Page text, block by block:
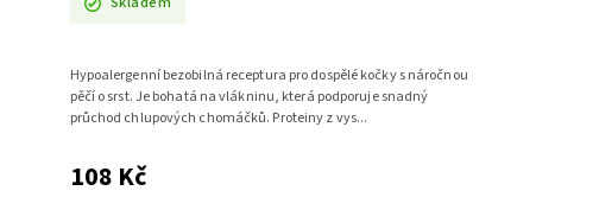
108 Kč
Hypoalergenní bezobilná receptura pro dospělé kočky s náročnou
pěčí o srst. Je bohatá na vlákninu, která podporuje snadný
průchod chlupových chomáčků. Proteiny z vys...